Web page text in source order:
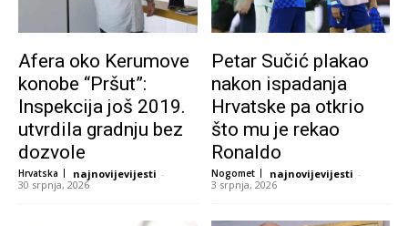
Afera oko Kerumove
konobe “Pršut”:
Inspekcija još 2019.
utvrdila gradnju bez
dozvole
Hrvatska najnovijevijesti -
30 srpnja, 2026
Petar Sučić plakao
nakon ispadanja
Hrvatske pa otkrio
što mu je rekao
Ronaldo
Nogomet najnovijevijesti -
3 srpnja, 2026